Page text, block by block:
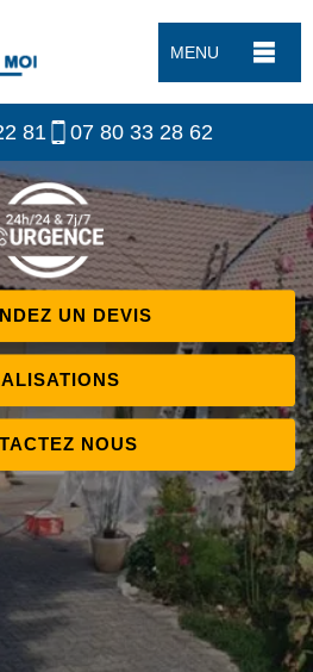
MENU
81 07 80 33 28 62
UN DEVIS
NOUS